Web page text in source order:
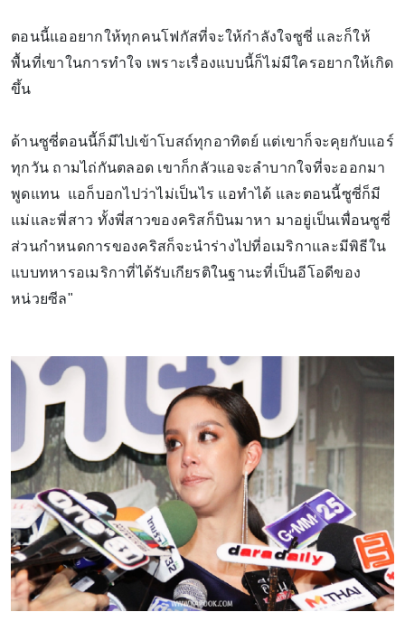
ตอนนี้แออยากให้ทุกคนโฟกัสที่จะให้กำลังใจซูซี่ และก็ให้
พื้นที่เขาในการทำใจ เพราะเรื่องแบบนี้ก็ไม่มีใครอยากให้เกิด
ขึ้น
ด้านซูซี่ตอนนี้ก็มีไปเข้าโบสถ์ทุกอาทิตย์ แต่เขาก็จะคุยกับแอร์
ทุกวัน ถามไถ่กันตลอด เขาก็กลัวแอจะลำบากใจที่จะออกมา
พูดแทน แอก็บอกไปว่าไม่เป็นไร แอทำได้ และตอนนี้ซูซี่ก็มี
แม่และพี่สาว ทั้งพี่สาวของคริสก็บินมาหา มาอยู่เป็นเพื่อนซูซี่
ส่วนกำหนดการของคริสก็จะนำร่างไปที่อเมริกาและมีพิธีใน
แบบทหารอเมริกาที่ได้รับเกียรติในฐานะที่เป็นอีโอดีของ
หน่วยซีล"